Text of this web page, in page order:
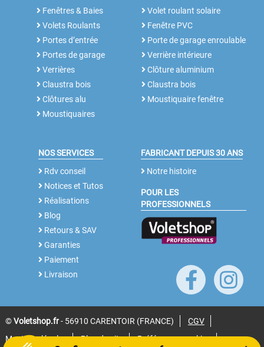
Fenêtres & Baies
Volets Roulants
Portes d’entrée
Portes de garage
Verrières
Claustra bois
Clôtures alu
Moustiquaires
Volet roulant solaire
Fenêtre PVC
Porte de garage enroulable
Verrière intérieure
Clôture aluminium
Claustra bois
Moustiquaire fenêtre
NOS SERVICES
Rdv conseil
Notices et Tutos
Réalisations
Blog
Retours & SAV
Garanties
Paiement
Livraison
FABRICANT DEPUIS 30 ANS
Notre histoire
POUR LES
PROFESSIONNELS
©Voletshop.fr- 56910 CARENTOIR (FRANCE)
CGV
Mentions légales
Plan du site Préférences cookies